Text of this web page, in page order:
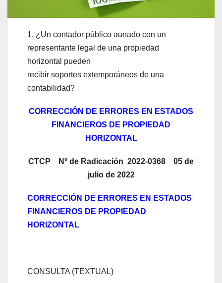
1. ¿Un contador público aunado con un
representante legal de una propiedad
horizontal pueden
recibir soportes extemporáneos de una
contabilidad?
CORRECCIÓN DE ERRORES EN ESTADOS
FINANCIEROS DE PROPIEDAD
HORIZONTAL
CTCP Nº de Radicación 2022-0368 05 de
julio de 2022
CORRECCIÓN DE ERRORES EN ESTADOS
FINANCIEROS DE PROPIEDAD
HORIZONTAL
CONSULTA (TEXTUAL)